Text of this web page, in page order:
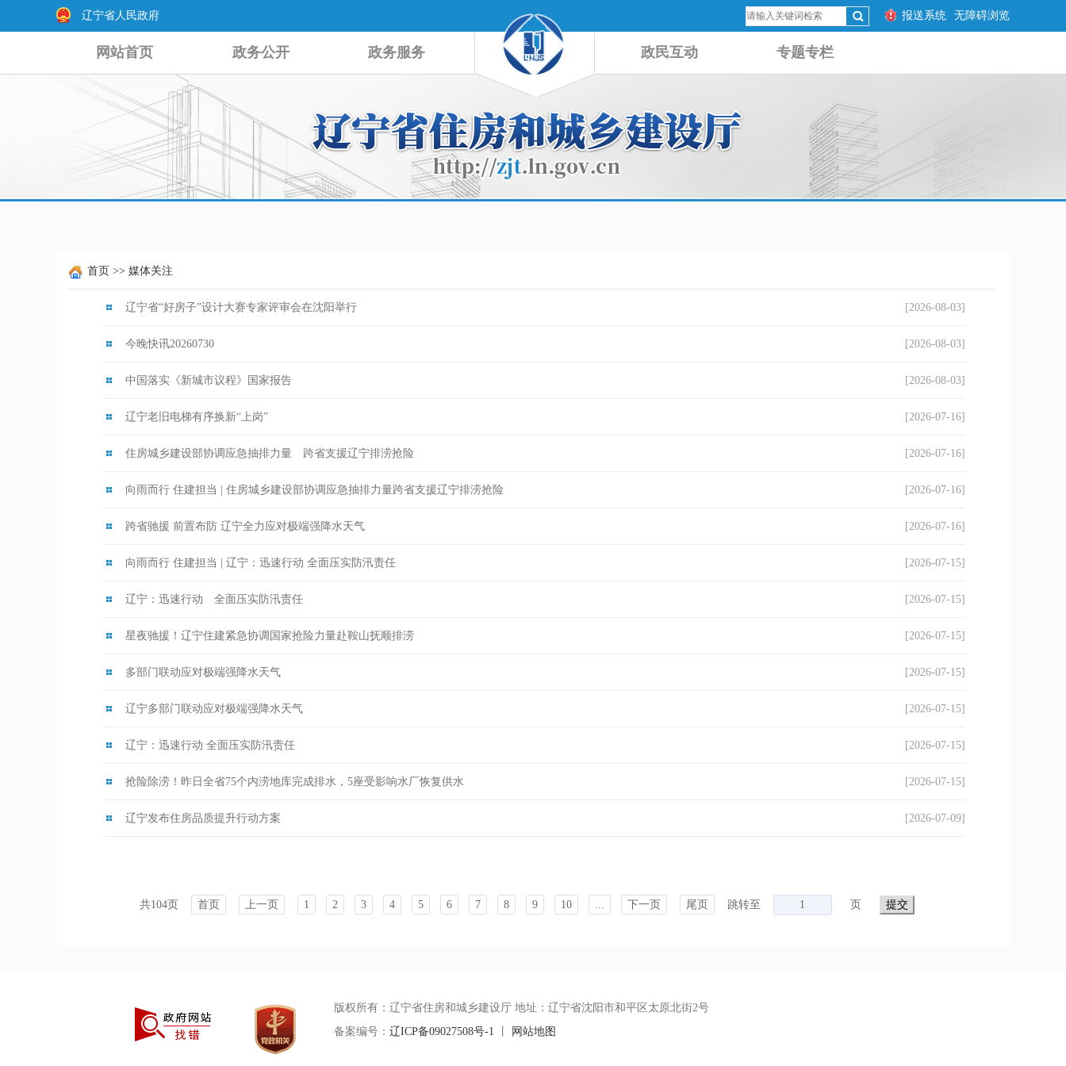
辽宁省人民政府 报送系统 无障碍浏览
网站首页 政务公开 政务服务 政民互动 专题专栏
首页 >> 媒体关注
辽宁省“好房子”设计大赛专家评审会在沈阳举行 [2026-08-03]
今晚快讯20260730 [2026-08-03]
中国落实《新城市议程》国家报告 [2026-08-03]
辽宁老旧电梯有序换新“上岗” [2026-07-16]
住房城乡建设部协调应急抽排力量 跨省支援辽宁排涝抢险 [2026-07-16]
向雨而行 住建担当 | 住房城乡建设部协调应急抽排力量跨省支援辽宁排涝抢险 [2026-07-16]
跨省驰援 前置布防 辽宁全力应对极端强降水天气 [2026-07-16]
向雨而行 住建担当 | 辽宁：迅速行动 全面压实防汛责任 [2026-07-15]
辽宁：迅速行动 全面压实防汛责任 [2026-07-15]
星夜驰援！辽宁住建紧急协调国家抢险力量赴鞍山抚顺排涝 [2026-07-15]
多部门联动应对极端强降水天气 [2026-07-15]
辽宁多部门联动应对极端强降水天气 [2026-07-15]
辽宁：迅速行动 全面压实防汛责任 [2026-07-15]
抢险除涝！昨日全省75个内涝地库完成排水，5座受影响水厂恢复供水‌ [2026-07-15]
辽宁发布住房品质提升行动方案 [2026-07-09]
共104页 首页 上一页 1 2 3 4 5 6 7 8 9 10 ... 下一页 尾页 跳转至 页
版权所有：辽宁省住房和城乡建设厅 地址：辽宁省沈阳市和平区太原北街2号
备案编号： 辽ICP备09027508号-1 网站地图